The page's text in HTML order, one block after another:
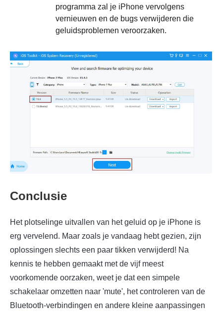
programma zal je iPhone vervolgens
vernieuwen en de bugs verwijderen die
geluidsproblemen veroorzaken.
Conclusie
Het plotselinge uitvallen van het geluid op je iPhone is
erg vervelend. Maar zoals je vandaag hebt gezien, zijn
oplossingen slechts een paar tikken verwijderd! Na
kennis te hebben gemaakt met de vijf meest
voorkomende oorzaken, weet je dat een simpele
schakelaar omzetten naar 'mute', het controleren van de
Bluetooth-verbindingen en andere kleine aanpassingen